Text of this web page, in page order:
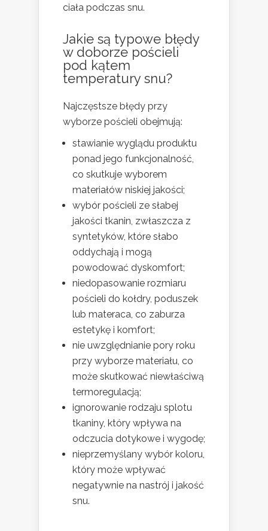
ciała podczas snu.
Jakie są typowe błędy
w doborze pościeli
pod kątem
temperatury snu?
Najczęstsze błędy przy
wyborze pościeli obejmują:
stawianie wyglądu produktu
ponad jego funkcjonalność,
co skutkuje wyborem
materiałów niskiej jakości;
wybór pościeli ze słabej
jakości tkanin, zwłaszcza z
syntetyków, które słabo
oddychają i mogą
powodować dyskomfort;
niedopasowanie rozmiaru
pościeli do kołdry, poduszek
lub materaca, co zaburza
estetykę i komfort;
nie uwzględnianie pory roku
przy wyborze materiału, co
może skutkować niewłaściwą
termoregulacją;
ignorowanie rodzaju splotu
tkaniny, który wpływa na
odczucia dotykowe i wygodę;
nieprzemyślany wybór koloru,
który może wpływać
negatywnie na nastrój i jakość
snu.